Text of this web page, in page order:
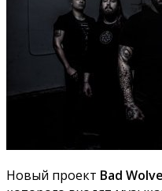
Новый проект Bad